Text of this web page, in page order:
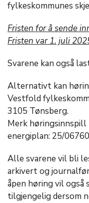
fylkeskommunes
Fristen for å sende
Fristen var 1. juli
Svarene kan også
Alternativt kan
Vestfold
3105 Tønsberg.
Merk høringsinnspill
energiplan: 25/
Alle svarene vil bli
arkivert og
åpen høring vil
tilgjengelig dersom